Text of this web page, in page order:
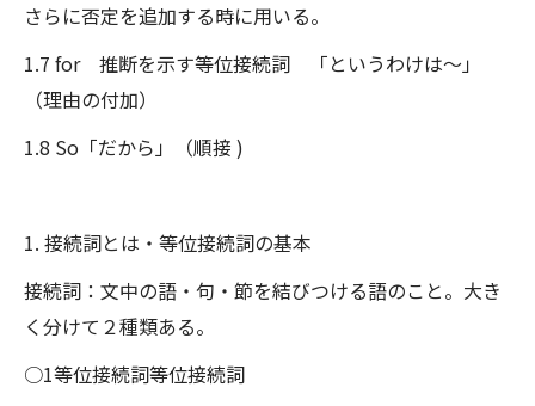
さらに否定を追加する時に用いる。
1.7 for 推断を示す等位接続詞 「というわけは～」
（理由の付加）
1.8 So「だから」（順接 )
1. 接続詞とは・等位接続詞の基本
接続詞：文中の語・句・節を結びつける語のこと。大き
く分けて２種類ある。
○1等位接続詞等位接続詞